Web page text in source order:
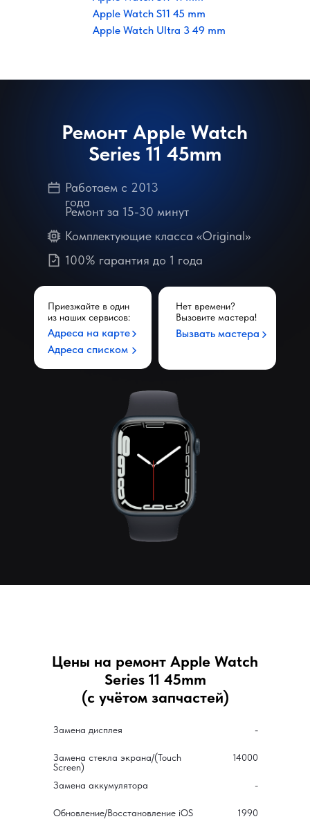
Apple Watch S11 45 mm
Apple Watch Ultra 3 49 mm
Ремонт Apple Watch
Series 11 45mm
Работаем с 2013
года
Ремонт за 15-30 минут
Комплектующие класса «Original»
100% гарантия до 1 года
Приезжайте в один
из наших сервисов:
Нет времени?
Вызовите мастера!
Адреса на карте
Адреса списком
Вызвать мастера
Цены на ремонт Apple Watch
Series 11 45mm
(с учётом запчастей)
Замена дисплея
Замена стекла экрана/(Touch
Screen)
Замена аккумулятора
Обновление/Восстановление iOS
-
14000
-
1990